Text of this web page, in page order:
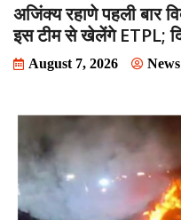
अजिंक्य रहाणे पहली बार
इस टीम से खेलेंगे ETPL;
August 7, 2026